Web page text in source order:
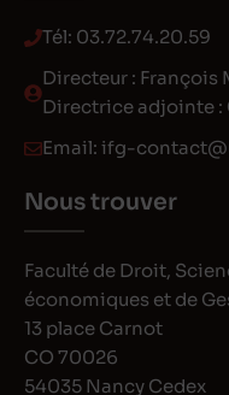
Tél: 03.72.74.20.59
Directeur : François
Directrice adjointe :
Email: ifg-
Nous trouver
Faculté de Droit,
économiques et de
13 place Carnot
CO 70026
54035 Nancy Cedex